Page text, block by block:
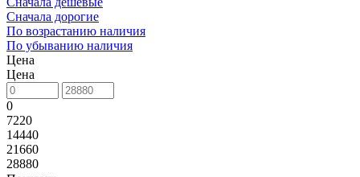
Сначала дорогие
По возрастанию наличия
По убыванию наличия
Цена
Цена
0
7220
14440
21660
28880